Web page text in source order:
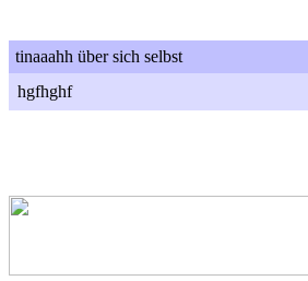
tinaaahh über sich selbst
hgfhghf